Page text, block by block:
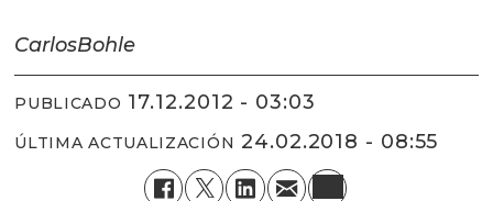
CarlosBohle
PUBLICADO 17.12.2012 - 03:03
ÚLTIMA ACTUALIZACIÓN 24.02.2018 - 08:55